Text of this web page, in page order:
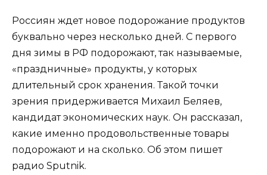
Россиян ждет новое подорожание продуктов
буквально через несколько дней. С первого
дня зимы в РФ подорожают, так называемые,
«праздничные» продукты, у которых
длительный срок хранения. Такой точки
зрения придерживается Михаил Беляев,
кандидат экономических наук. Он рассказал,
какие именно продовольственные товары
подорожают и на сколько. Об этом пишет
радио Sputnik.